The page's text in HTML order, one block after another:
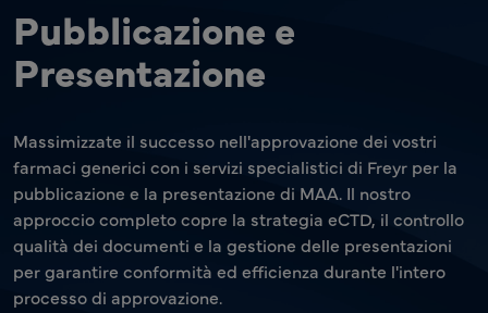
Pubblicazione e
Presentazione
Massimizzate il successo nell'approvazione dei vostri
farmaci generici con i servizi specialistici di Freyr per la
pubblicazione e la presentazione di MAA. Il nostro
approccio completo copre la strategia eCTD, il controllo
qualità dei documenti e la gestione delle presentazioni
per garantire conformità ed efficienza durante l'intero
processo di approvazione.